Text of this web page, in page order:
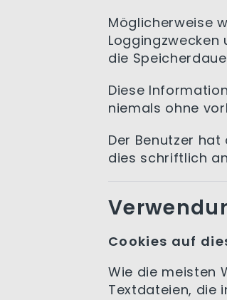
Möglicherweise
die
Diese
niemals ohne
Der Benutzer
dies schriftlich
Cookies auf
Wie die meisten
Textdateien, die